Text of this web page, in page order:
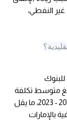
غير النفطي،
متوسط تكلفة
المخاطر في القطاع 60 نقطة أساس خلال 2019 - 2023، ما يقل
بالإمارات